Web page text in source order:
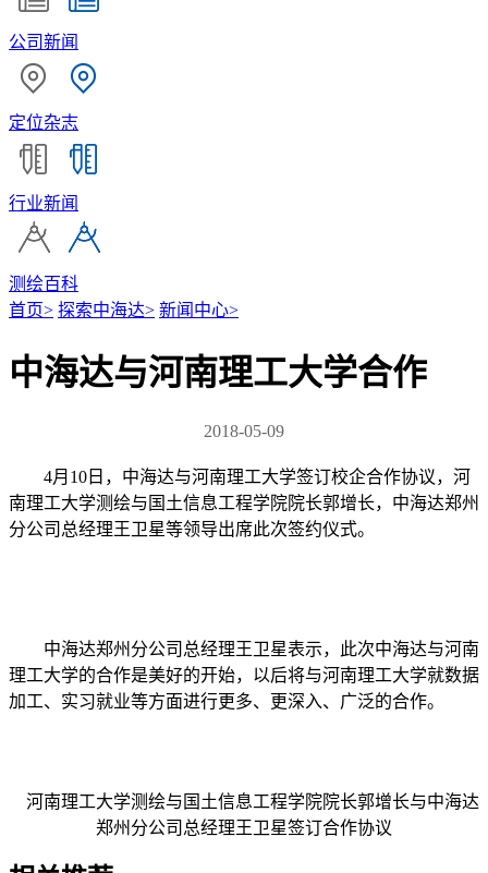
公司新闻
定位杂志
行业新闻
测绘百科
首页> 探索中海达> 新闻中心>
中海达与河南理工大学合作
2018-05-09
4月10日，中海达与河南理工大学签订校企合作协议，河
南理工大学测绘与国土信息工程学院院长郭增长，中海达郑州
分公司总经理王卫星等领导出席此次签约仪式。
中海达郑州分公司总经理王卫星表示，此次中海达与河南
理工大学的合作是美好的开始，以后将与河南理工大学就数据
加工、实习就业等方面进行更多、更深入、广泛的合作。
河南理工大学测绘与国土信息工程学院院长郭增长与中海达
郑州分公司总经理王卫星签订合作协议